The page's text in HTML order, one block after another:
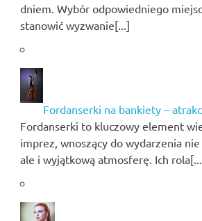
dniem. Wybór odpowiedniego
stanowić wyzwanie[...]
Fordanserki na bankiety –
Fordanserki to kluczowy element
imprez, wnoszący do wydarzenia
ale i wyjątkową atmosferę. Ich